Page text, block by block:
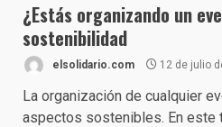
¿Estás organizando un
sostenibilidad
elsolidario.com 12 de julio
La organización de cualquier
aspectos sostenibles. En este